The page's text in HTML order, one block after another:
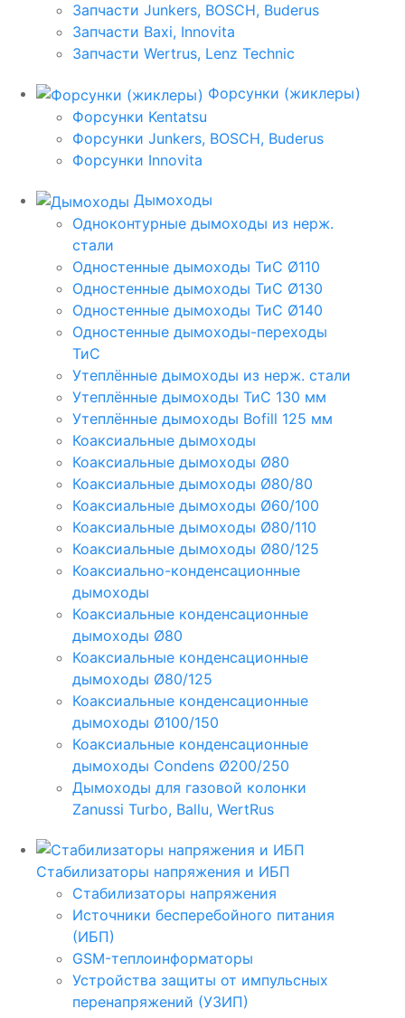
Запчасти Junkers, BOSCH, Buderus
Запчасти Baxi, Innovita
Запчасти Wertrus, Lenz Technic
Форсунки (жиклеры)
Форсунки Kentatsu
Форсунки Junkers, BOSCH, Buderus
Форсунки Innovita
Дымоходы
Одноконтурные дымоходы из нерж.
стали
Одностенные дымоходы ТиС Ø110
Одностенные дымоходы ТиС Ø130
Одностенные дымоходы ТиС Ø140
Одностенные дымоходы-переходы
ТиС
Утеплённые дымоходы из нерж. стали
Утеплённые дымоходы ТиС 130 мм
Утеплённые дымоходы Bofill 125 мм
Коаксиальные дымоходы
Коаксиальные дымоходы Ø80
Коаксиальные дымоходы Ø80/80
Коаксиальные дымоходы Ø60/100
Коаксиальные дымоходы Ø80/110
Коаксиальные дымоходы Ø80/125
Коаксиально-конденсационные
дымоходы
Коаксиальные конденсационные
дымоходы Ø80
Коаксиальные конденсационные
дымоходы Ø80/125
Коаксиальные конденсационные
дымоходы Ø100/150
Коаксиальные конденсационные
дымоходы Condens Ø200/250
Дымоходы для газовой колонки
Zanussi Turbo, Ballu, WertRus
Стабилизаторы напряжения и ИБП
Стабилизаторы напряжения
Источники бесперебойного питания
(ИБП)
GSM-теплоинформаторы
Устройства защиты от импульсных
перенапряжений (УЗИП)